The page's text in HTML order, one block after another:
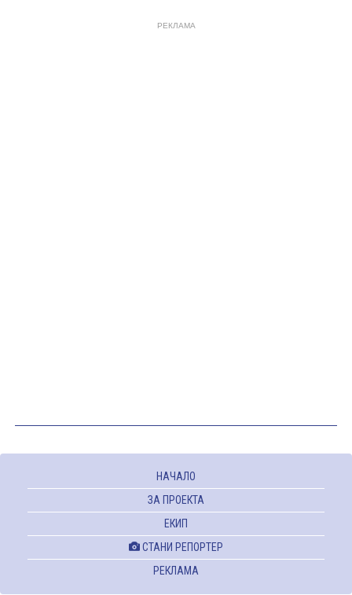
РЕКЛАМА
НАЧАЛО
ЗА ПРОЕКТА
ЕКИП
СТАНИ РЕПОРТЕР
РЕКЛАМА